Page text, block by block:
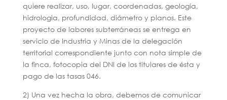
quiere realizar, uso, lugar, coordenadas, geología,
hidrologia, profundidad, diámetro y planos. Este
proyecto de labores subterráneas se entrega en
servicio de Industria y Minas de la delegación
territorial correspondiente junto con nota simple de
la finca, fotocopia del DNI de los titulares de ésta y
pago de las tasas 046.
2) Una vez hecha la obra, debemos de comunicar